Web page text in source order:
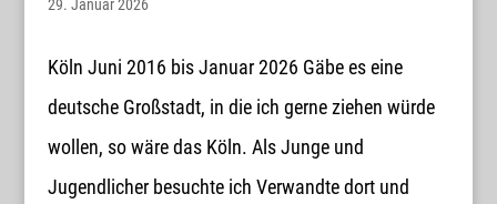
29. Januar 2026
Köln Juni 2016 bis Januar 2026 Gäbe es eine
deutsche Großstadt, in die ich gerne ziehen würde
wollen, so wäre das Köln. Als Junge und
Jugendlicher besuchte ich Verwandte dort und